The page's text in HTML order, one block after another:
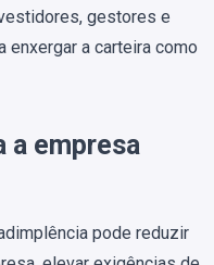
gestores e
enxergar a carteira como
a empresa
pode reduzir